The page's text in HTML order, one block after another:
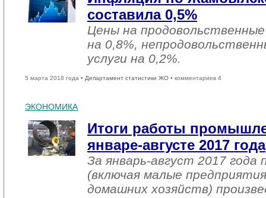
составила 0,5%
Цены на
на 0,8%,
услуги на 0,2%.
5 марта 2018 года • Департамент статистики ЖО • комментариев 4
ЭКОНОМИКА
Итоги работы
январе-августе 2017 года
За январь-август 2017
(включая малые
домашних хозяйств)